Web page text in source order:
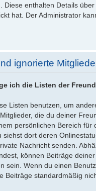
Diese enthalten Details
hat. Der Administrator
ignorierte
ich die Listen der
Listen benutzen, um
die du deiner
persönlichen Bereich für
siehst dort deren
Nachricht senden.
können Beiträge
sein. Wenn du einen
Beiträge standardmäßig